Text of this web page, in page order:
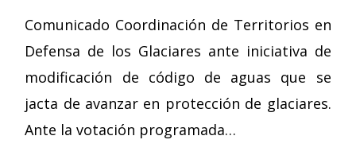
Comunicado Coordinación de Territorios en
Defensa de los Glaciares ante iniciativa de
modificación de código de aguas que se
jacta de avanzar en protección de glaciares.
Ante la votación programada…